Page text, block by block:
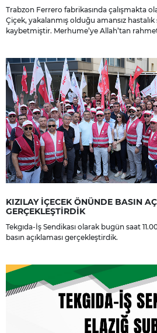
Trabzon Ferrero fabrikasında çalışmakta
Çiçek, yakalanmış olduğu amansız hastalık
kaybetmiştir. Merhume’ye Allah’tan
KIZILAY İÇECEK ÖNÜNDE BASIN
GERÇEKLEŞTİRDİK
Tekgıda-İş Sendikası olarak bugün saat
basın açıklaması gerçekleştirdik.